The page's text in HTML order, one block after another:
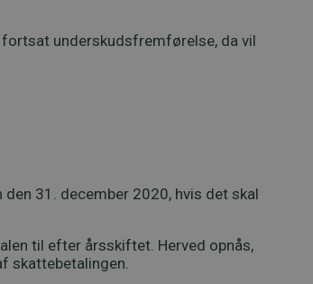
underskudsfremførelse, da vil
31. december 2020, hvis det skal
til efter årsskiftet. Herved opnås,
skattebetalingen.